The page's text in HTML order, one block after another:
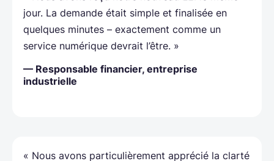
jour. La demande était simple et finalisée en
quelques minutes – exactement comme un
service numérique devrait l’être. »
— Responsable financier, entreprise
industrielle
« Nous avons particulièrement apprécié la clarté